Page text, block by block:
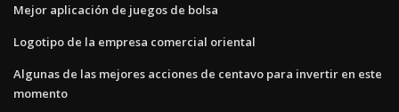
Mejor aplicación de juegos de bolsa
Logotipo de la empresa comercial oriental
Algunas de las mejores acciones de centavo para invertir en este
momento